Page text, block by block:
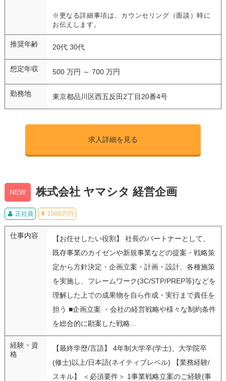
※更なる詳細事項は、カウンセリング（面談）時に
お伝えします。
推奨年齢 20代 30代
想定年収 500 万円 ～ 700 万円
勤務地 東京都品川区西五反田2丁目20番4号
求人詳細を見る
NEW 株式会社 ヤマシタ 経営企画
正社員 1000万円
仕事内容
【お任せしたい役割】 社長のパートナーとして、
既存事業のカイゼンや新規事業などの提案・戦略策
定から方針決定・企画立案・計画・設計、各種施策
を実施し、フレームワーク(3C/STP/PREP等)などを
理解した上での成果物を自ら作成・実行まで責任を
担う ■企画立案 ・会社の経営戦略や様々な制約条件
を総合的に勘案した戦略...
経験・資
格
【最終学歴/言語】 4年制大学卒(学士)、大学院卒
(修士)以上/日本語(ネイティブレベル) 【業務経験/
スキル】 ＜必須要件＞ 1事業戦略立案のご経験(事